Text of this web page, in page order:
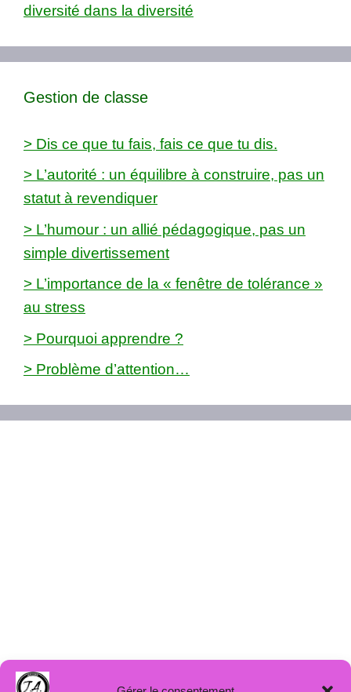
diversité dans la diversité
Gestion de classe
> Dis ce que tu fais, fais ce que tu dis.
> L’autorité : un équilibre à construire, pas un
statut à revendiquer
> L’humour : un allié pédagogique, pas un
simple divertissement
> L’importance de la « fenêtre de tolérance »
au stress
> Pourquoi apprendre ?
> Problème d’attention…